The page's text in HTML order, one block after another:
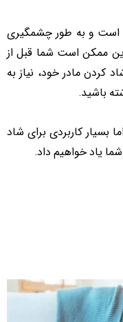
و به طور چشمگیری
ممکن است شما قبل از
کردن مادر خود، نیاز به
باشید.
کاربردی برای شاد
یاد خواهیم داد.